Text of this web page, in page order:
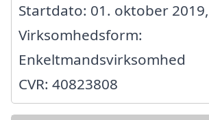
Startdato: 01. oktober 2019,
Virksomhedsform:
Enkeltmandsvirksomhed
CVR: 40823808